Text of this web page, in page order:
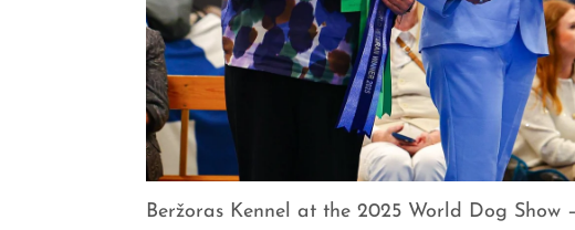
Beržoras Kennel at the 2025 World Dog Show